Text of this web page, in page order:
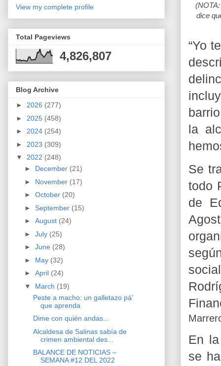
dice
“Yo
la
Se
todo
de
En
se
View my complete profile
Total Pageviews
4,826,807
Blog Archive
► 2026 (277)
► 2025 (458)
► 2024 (254)
► 2023 (309)
▼ 2022 (248)
► December (21)
► November (17)
► October (20)
► September (15)
► August (24)
► July (25)
► June (28)
► May (32)
► April (24)
▼ March (19)
Peste a macho: un galletazo pá’
que aprenda
Dime con quién andas...
Alcaldesa de Salinas sabía de
crimen ambiental des...
BALANCE DE NOTICIAS –
SEMANA #12 DEL 2022